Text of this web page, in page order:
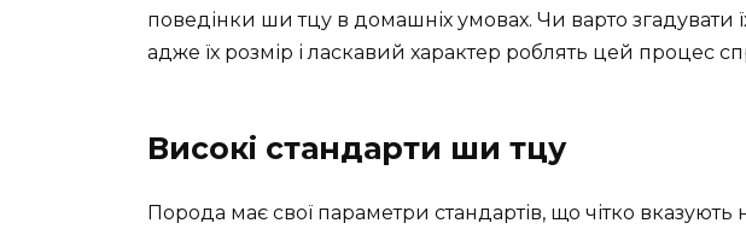
поведінки ши тцу в домашніх умовах. Чи варто згадувати
адже їх розмір і ласкавий характер роблять цей процес
Високі стандарти ши тцу
Порода має свої параметри стандартів, що чітко вказують